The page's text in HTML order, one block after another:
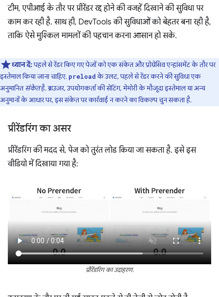
टीम, एपीआई के तौर पर प्रीरेंडर रद्द होने की वजहें दिखाने की सुविधा पर
काम कर रही है. साथ ही, DevTools की सुविधाओं को बेहतर बना रही है,
ताकि ऐसे मुश्किल मामलों की पहचान करना आसान हो सके.
ध्यान दें:पहले से रेंडर किए गए पेजों को एक संकेत और प्रोग्रेसिव एन्हांसमेंट के तौर पर
इस्तेमाल किया जाना चाहिए. preloadके उलट, पहले से रेंडर करने की सुविधा एक
अनुमानितसंकेतहै. ब्राउज़र, उपयोगकर्ता की सेटिंग, मेमोरी के मौजूदा इस्तेमाल या अन्य
अनुमानों के आधार पर, इस संकेत पर कार्रवाई न करने का विकल्प चुन सकता है.
प्रीरेंडरिंग का असर
प्रीरेंडरिंग की मदद से, पेज को तुरंत लोड किया जा सकता है. इसे इस
वीडियो में दिखाया गया है:
प्रीरेंडरिंग का उदाहरण.